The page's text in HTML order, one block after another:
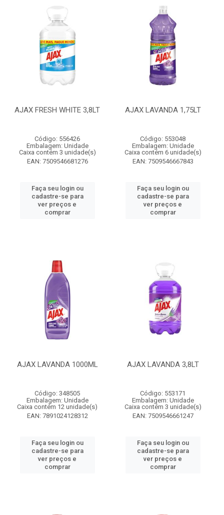
AJAX FRESH WHITE 3,8LT
Código: 556426
Embalagem: Unidade
Caixa contém 3 unidade(s)
EAN: 7509546681276
Faça seu login ou
cadastre-se para
ver preços e
comprar
AJAX LAVANDA 1,75LT
Código: 553048
Embalagem: Unidade
Caixa contém 6 unidade(s)
EAN: 7509546667843
Faça seu login ou
cadastre-se para
ver preços e
comprar
AJAX LAVANDA 1000ML
Código: 348505
Embalagem: Unidade
Caixa contém 12 unidade(s)
EAN: 7891024128312
Faça seu login ou
cadastre-se para
ver preços e
comprar
AJAX LAVANDA 3,8LT
Código: 553171
Embalagem: Unidade
Caixa contém 3 unidade(s)
EAN: 7509546661247
Faça seu login ou
cadastre-se para
ver preços e
comprar